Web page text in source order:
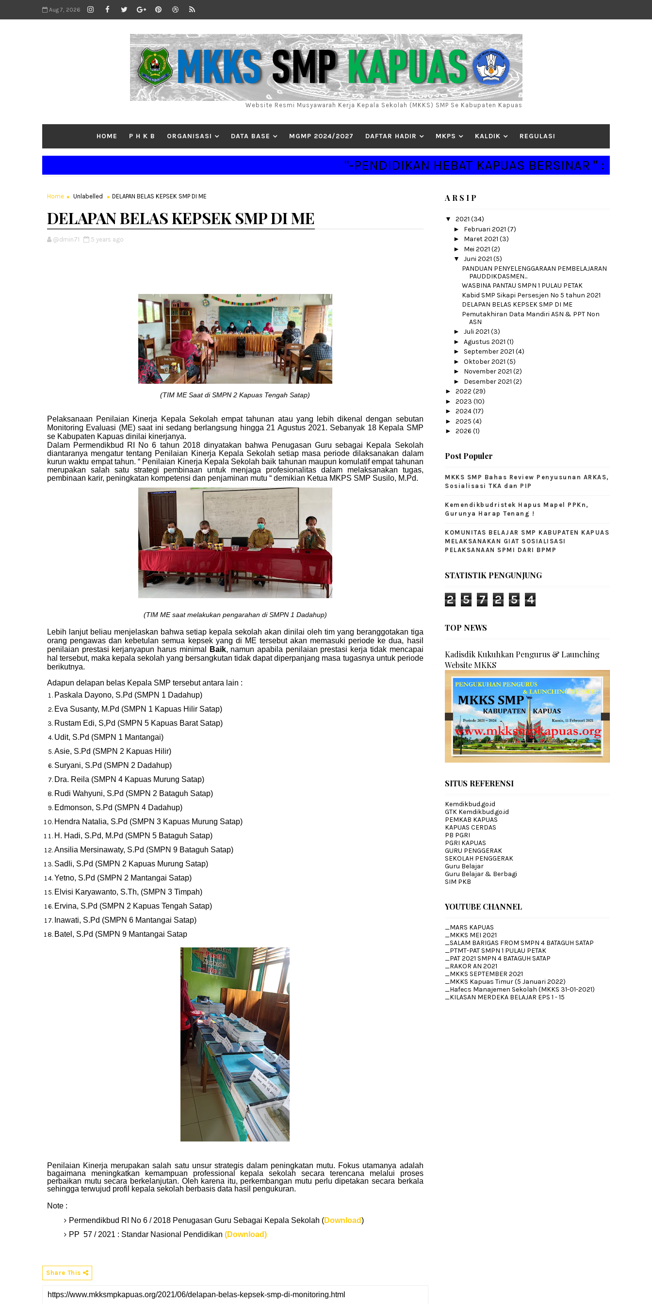
Aug 7, 2026
Website Resmi Musyawarah Kerja Kepala Sekolah (MKKS) SMP Se Kabupaten Kapuas
HOME P H K B ORGANISASI DATA BASE MGMP 2024/2027 DAFTAR HADIR MKPS KALDIK REGULASI
"-PENDIDIKAN HEBAT KAPUAS BERSINAR " :
Home Unlabelled DELAPAN BELAS KEPSEK SMP DI ME
DELAPAN BELAS KEPSEK SMP DI ME
@dmin71 5 years ago
(TIM ME Saat di SMPN 2 Kapuas Tengah Satap)
Pelaksanaan Penilaian Kinerja Kepala Sekolah empat tahunan atau yang lebih dikenal dengan sebutan
Monitoring Evaluasi (ME) saat ini sedang berlangsung hingga 21 Agustus 2021. Sebanyak 18 Kepala SMP
se Kabupaten Kapuas dinilai kinerjanya.
Dalam Permendikbud RI No 6 tahun 2018 dinyatakan bahwa Penugasan Guru sebagai Kepala Sekolah
diantaranya mengatur tentang Penilaian Kinerja Kepala Sekolah setiap masa periode dilaksanakan dalam
kurun waktu empat tahun. “ Penilaian Kinerja Kepala Sekolah baik tahunan maupun komulatif empat tahunan
merupakan salah satu strategi pembinaan untuk menjaga profesionalitas dalam melaksanakan tugas,
pembinaan karir, peningkatan kompetensi dan penjaminan mutu “ demikian Ketua MKPS SMP Susilo, M.Pd.
(TIM ME saat melakukan pengarahan di SMPN 1 Dadahup)
Lebih lanjut beliau menjelaskan bahwa setiap kepala sekolah akan dinilai oleh tim yang beranggotakan tiga
orang pengawas dan kebetulan semua kepsek yang di ME tersebut akan memasuki periode ke dua, hasil
penilaian prestasi kerjanyapun harus minimal
Baik, namun apabila penilaian prestasi kerja tidak mencapai
hal tersebut, maka kepala sekolah yang bersangkutan tidak dapat diperpanjang masa tugasnya untuk periode
berikutnya.
Adapun delapan belas Kepala SMP tersebut antara lain :
Paskala Dayono, S.Pd (SMPN 1 Dadahup)
Eva Susanty, M.Pd (SMPN 1 Kapuas Hilir Satap)
Rustam Edi, S,Pd (SMPN 5 Kapuas Barat Satap)
Udit, S.Pd (SMPN 1 Mantangai)
Asie, S.Pd (SMPN 2 Kapuas Hilir)
Suryani, S.Pd (SMPN 2 Dadahup)
Dra. Reila (SMPN 4 Kapuas Murung Satap)
Rudi Wahyuni, S.Pd (SMPN 2 Bataguh Satap)
Edmonson, S.Pd (SMPN 4 Dadahup)
Hendra Natalia, S.Pd (SMPN 3 Kapuas Murung Satap)
H. Hadi, S.Pd, M.Pd (SMPN 5 Bataguh Satap)
Ansilia Mersinawaty, S.Pd (SMPN 9 Bataguh Satap)
Sadli, S.Pd (SMPN 2 Kapuas Murung Satap)
Yetno, S.Pd (SMPN 2 Mantangai Satap)
Elvisi Karyawanto, S.Th, (SMPN 3 Timpah)
Ervina, S.Pd (SMPN 2 Kapuas Tengah Satap)
Inawati, S.Pd (SMPN 6 Mantangai Satap)
Batel, S.Pd (SMPN 9 Mantangai Satap
Penilaian Kinerja merupakan salah satu unsur strategis dalam peningkatan mutu. Fokus utamanya adalah
bagaimana meningkatkan kemampuan professional kepala sekolah secara terencana melalui proses
perbaikan mutu secara berkelanjutan. Oleh karena itu, perkembangan mutu perlu dipetakan secara berkala
sehingga terwujud profil kepala sekolah berbasis data hasil pengukuran.
Note :
Permendikbud RI No 6 / 2018 Penugasan Guru Sebagai Kepala Sekolah (Download)
PP 57 / 2021 : Standar Nasional Pendidikan (Download)
Share This
A R S I P
▼ 2021 (34)
► Februari 2021 (7)
► Maret 2021 (3)
► Mei 2021 (2)
▼ Juni 2021 (5)
PANDUAN PENYELENGGARAAN PEMBELAJARAN
PAUDDIKDASMEN...
WASBINA PANTAU SMPN 1 PULAU PETAK
Kabid SMP Sikapi Persesjen No 5 tahun 2021
DELAPAN BELAS KEPSEK SMP DI ME
Pemutakhiran Data Mandiri ASN & PPT Non
ASN
► Juli 2021 (3)
► Agustus 2021 (1)
► September 2021 (4)
► Oktober 2021 (5)
► November 2021 (2)
► Desember 2021 (2)
► 2022 (29)
► 2023 (10)
► 2024(17)
► 2025 (4)
► 2026 (1)
Post Populer
MKKS SMP Bahas Review Penyusunan ARKAS,
Sosialisasi TKA dan PIP
Kemendikbudristek Hapus Mapel PPKn,
Gurunya Harap Tenang !
KOMUNITAS BELAJAR SMP KABUPATEN KAPUAS
MELAKSANAKAN GIAT SOSIALISASI
PELAKSANAAN SPMI DARI BPMP
STATISTIK PENGUNJUNG
2 5 7 2 5 4
TOP NEWS
Kadisdik Kukuhkan Pengurus & Launching
Website MKKS
SITUS REFERENSI
Kemdikbud.go.id
GTK Kemdikbud.go.id
PEMKAB KAPUAS
KAPUAS CERDAS
PB PGRI
PGRI KAPUAS
GURU PENGGERAK
SEKOLAH PENGGERAK
Guru Belajar
Guru Belajar & Berbagi
SIM PKB
YOUTUBE CHANNEL
_MARS KAPUAS
_MKKS MEI 2021
_SALAM BARIGAS FROM SMPN 4 BATAGUH SATAP
_PTMT-PAT SMPN 1 PULAU PETAK
_PAT 2021 SMPN 4 BATAGUH SATAP
_RAKOR AN 2021
_MKKS SEPTEMBER 2021
_MKKS Kapuas Timur (5 Januari 2022)
_Hafecs Manajemen Sekolah (MKKS 31-01-2021)
_KILASAN MERDEKA BELAJAR EPS 1 - 15